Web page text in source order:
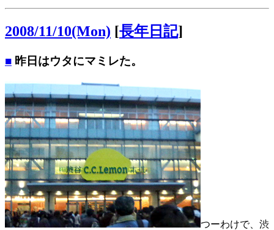
2008/11/10(Mon) [長年日記]
■ 昨日はウタにマミレた。
つーわけで、渋